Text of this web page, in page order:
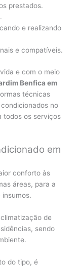
prestados.
.
e realizando
e compatíveis.
e com o meio
Benfica em
técnicas
no
todos os serviços
em
conforto às
áreas, para a
de
sendo
do tipo, é